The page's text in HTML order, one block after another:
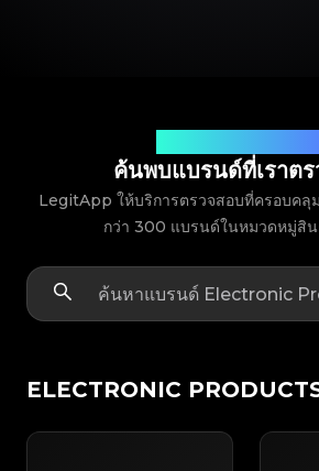
ค้นพบแบรนด์ที่เราต
LegitApp ให้บริการตรวจสอบที่ครอบคลุ
กว่า 300 แบรนด์ในหมวดหมู่สิน
ELECTRONIC